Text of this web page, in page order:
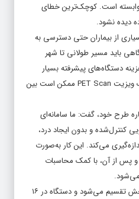
وابسته است. کوچک‌ترین خطای
دیده نشود.
از بیماران حتی دسترسی به
باید مسیر طولانی تا شهر
دستگاه‌های پیشرفته بسیار
بالاست. به عنوان نمونه، هزینه یک ویزیت PET Scan ممکن است بین
طرح خود، گفت: ما سامانه‌ای
کنترل‌شده و بدون ایجاد درد،
می‌کند. این کار به‌صورت
از آن، با کمک محاسبات
می‌شود.
وی ادامه داد: بافت پستان به ۴ بخش تقسیم می‌شود و دستگاه در ۱۶